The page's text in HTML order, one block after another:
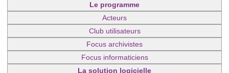
Le programme
Acteurs
Club utilisateurs
Focus archivistes
Focus informaticiens
La solution logicielle